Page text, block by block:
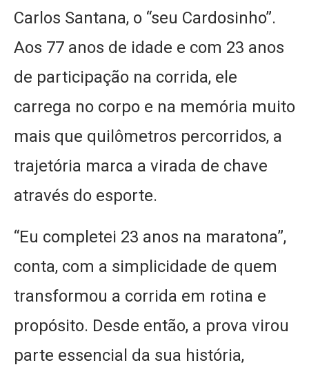
Carlos Santana, o “seu Cardosinho”.
Aos 77 anos de idade e com 23 anos
de participação na corrida, ele
carrega no corpo e na memória muito
mais que quilômetros percorridos, a
trajetória marca a virada de chave
através do esporte.
“Eu completei 23 anos na maratona”,
conta, com a simplicidade de quem
transformou a corrida em rotina e
propósito. Desde então, a prova virou
parte essencial da sua história,